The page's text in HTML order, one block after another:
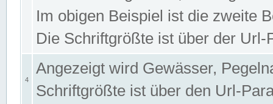
Im obigen Beispiel ist die zweite
Die Schriftgrößte ist über der
4
Angezeigt wird Gewässer,
Schriftgrößte ist über den Url-